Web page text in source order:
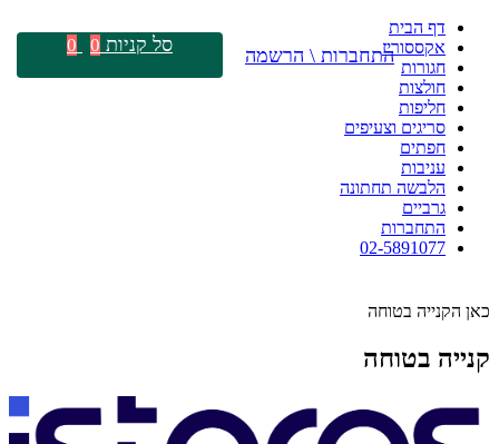
דף הבית
אקססוריז
חגורות
חולצות
חליפות
סריגים וצעיפים
חפתים
עניבות
הלבשה תחתונה
גרביים
התחברות
02-5891077
כאן הקנייה בטוחה
קנייה בטוחה
התחברות \ הרשמה סל קניות 0
0